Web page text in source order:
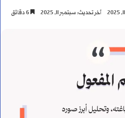
آخر تحديث: سبتمبر 11, 2025